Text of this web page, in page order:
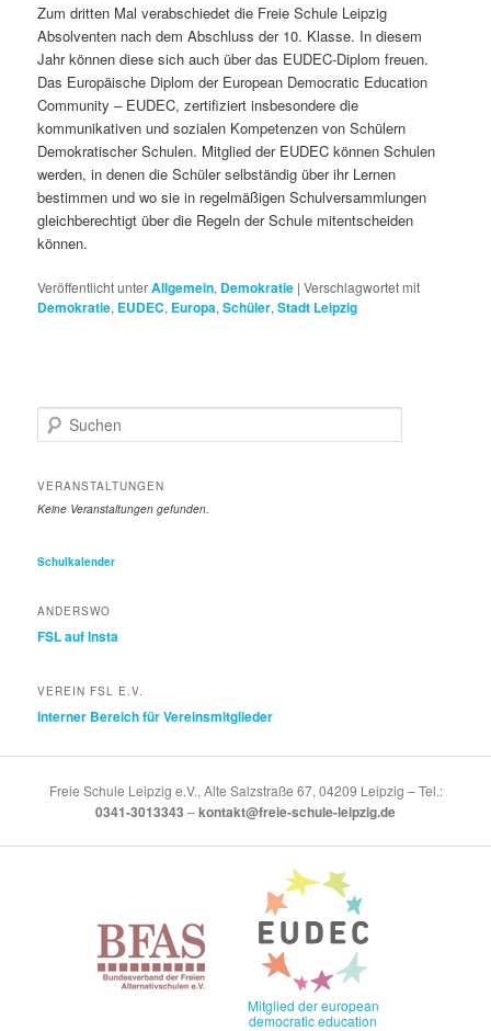
Zum dritten Mal verabschiedet die Freie Schule Leipzig
Absolventen nach dem Abschluss der 10. Klasse. In diesem
Jahr können diese sich auch über das EUDEC-Diplom freuen.
Das Europäische Diplom der European Democratic Education
Community – EUDEC, zertifiziert insbesondere die
kommunikativen und sozialen Kompetenzen von Schülern
Demokratischer Schulen. Mitglied der EUDEC können Schulen
werden, in denen die Schüler selbständig über ihr Lernen
bestimmen und wo sie in regelmäßigen Schulversammlungen
gleichberechtigt über die Regeln der Schule mitentscheiden
können.
Veröffentlicht unterAllgemein, Demokratie |Verschlagwortet mit
Demokratie, EUDEC, Europa,Schüler,Stadt Leipzig
u
h
e
VERANSTALTUNGEN
Keine Veranstaltungen gefunden.
Schulkalender
ANDERSWO
FSL auf Insta
VEREIN FSL E.V.
Interner Bereich für Vereinsmitglieder
Freie Schule Leipzig e.V., Alte Salzstraße 67, 04209 Leipzig – Tel.:
0341-3013343 –kontakt@freie-schule-leipzig.de
Mitglied der european
democratic education